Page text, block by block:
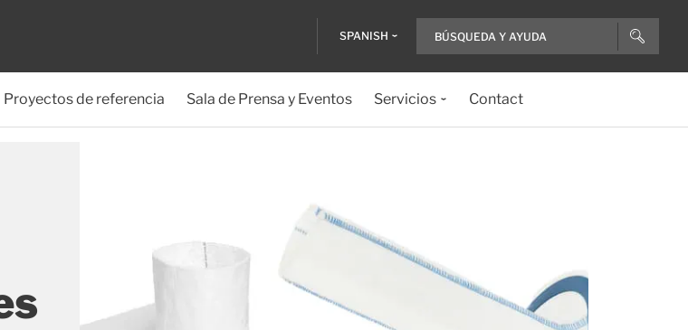
SPANISH
Proyectos de referencia Sala de Prensa y Eventos Servicios Contact